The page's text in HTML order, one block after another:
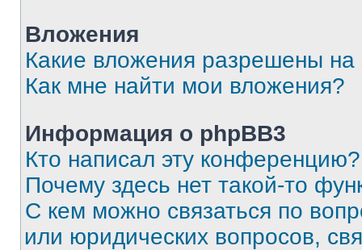
Вложения
Какие вложения разрешены
Как мне найти мои вложения?
Информация о phpBB3
Кто написал эту конференцию?
Почему здесь нет такой-то
С кем можно связаться по
или юридических вопросов,